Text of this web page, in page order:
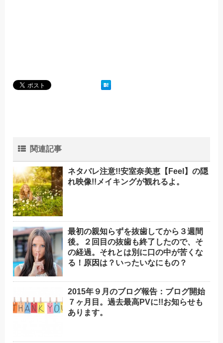
関連記事
ネタバレ注意!!安室奈美恵【Feel】の隠
れ映像!!メイキングが観れるよ。
最初の親知らずを抜歯してから３週間
後。２回目の抜歯も終了したので、そ
の経過。それとは別に口の中が苦くな
る！原因は？いったいなにもの？
2015年９月のブログ報告：ブログ開始
７ヶ月目。過去最高PVに!!お知らせも
あります。